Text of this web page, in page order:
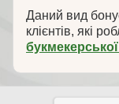
Даний вид
клієнтів, які